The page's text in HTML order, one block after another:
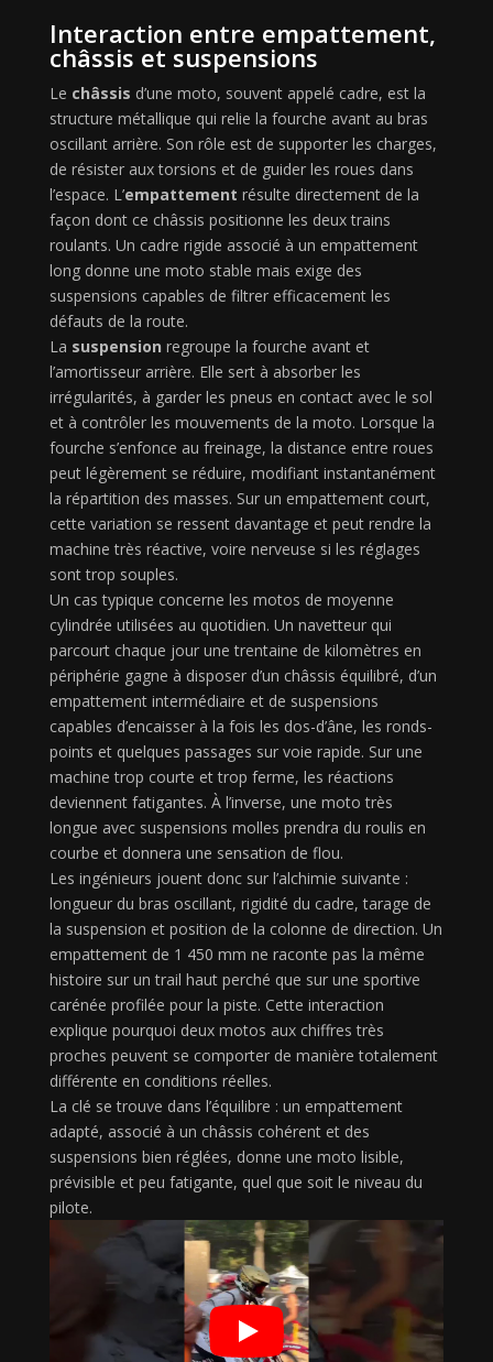
Interaction entre empattement,
châssis et suspensions
Le châssis d’une moto, souvent appelé cadre, est la
structure métallique qui relie la fourche avant au bras
oscillant arrière. Son rôle est de supporter les charges,
de résister aux torsions et de guider les roues dans
l’espace. L’empattement résulte directement de la
façon dont ce châssis positionne les deux trains
roulants. Un cadre rigide associé à un empattement
long donne une moto stable mais exige des
suspensions capables de filtrer efficacement les
défauts de la route.
La suspension regroupe la fourche avant et
l’amortisseur arrière. Elle sert à absorber les
irrégularités, à garder les pneus en contact avec le sol
et à contrôler les mouvements de la moto. Lorsque la
fourche s’enfonce au freinage, la distance entre roues
peut légèrement se réduire, modifiant instantanément
la répartition des masses. Sur un empattement court,
cette variation se ressent davantage et peut rendre la
machine très réactive, voire nerveuse si les réglages
sont trop souples.
Un cas typique concerne les motos de moyenne
cylindrée utilisées au quotidien. Un navetteur qui
parcourt chaque jour une trentaine de kilomètres en
périphérie gagne à disposer d’un châssis équilibré, d’un
empattement intermédiaire et de suspensions
capables d’encaisser à la fois les dos-d’âne, les ronds-
points et quelques passages sur voie rapide. Sur une
machine trop courte et trop ferme, les réactions
deviennent fatigantes. À l’inverse, une moto très
longue avec suspensions molles prendra du roulis en
courbe et donnera une sensation de flou.
Les ingénieurs jouent donc sur l’alchimie suivante :
longueur du bras oscillant, rigidité du cadre, tarage de
la suspension et position de la colonne de direction. Un
empattement de 1 450 mm ne raconte pas la même
histoire sur un trail haut perché que sur une sportive
carénée profilée pour la piste. Cette interaction
explique pourquoi deux motos aux chiffres très
proches peuvent se comporter de manière totalement
différente en conditions réelles.
La clé se trouve dans l’équilibre : un empattement
adapté, associé à un châssis cohérent et des
suspensions bien réglées, donne une moto lisible,
prévisible et peu fatigante, quel que soit le niveau du
pilote.